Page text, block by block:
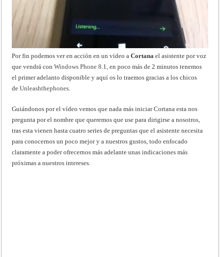
Por fin podemos ver en acción en un vídeo a Cortana el asistente por voz
que vendrá conWindows Phone 8. 1, en poco más de 2 minutos tenemos
el primer adelanto disponible y aquí os lo traemos gracias a los chicos
deUnleashthephones
Guiándonos por el vídeo vemos que nada más iniciar Cortana esta nos
pregunta por el nombre que queremos que use para dirigirse a nosotros,
tras esta vienen hasta cuatro series de preguntas que el asistente necesita
para conocernos un poco mejor y a nuestros gustos, todo enfocado
claramente a poder ofrecernos más adelante unas indicaciones más
próximas a nuestros intereses.